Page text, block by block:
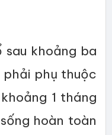
khoảng ba
phải phụ thuộc
1 tháng
hoàn toàn